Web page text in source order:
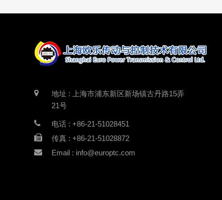
地址 : 上海市浦东新区新场镇古丹路15弄
21号
电话 : +86-21-51028451
传真 : +86-21-51028872
Email : info@europtc.com